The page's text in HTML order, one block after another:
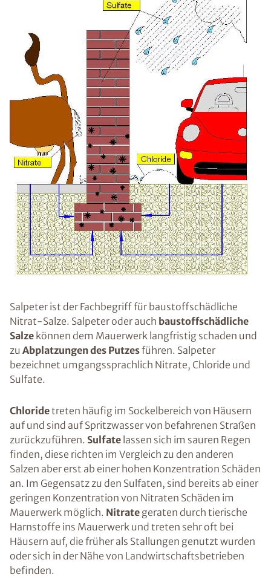
Salpeter ist der Fachbegriff für baustoffschädliche
Nitrat-Salze. Salpeter oder auch baustoffschädliche
Salze können dem Mauerwerk langfristig schaden und
zu Abplatzungen des Putzesführen. Salpeter
bezeichnet umgangssprachlich Nitrate, Chloride und
Sulfate.
Chloridetreten häufig im Sockelbereich von Häusern
auf und sind auf Spritzwasser von befahrenen Straßen
zurückzuführen. Sulfate lassen sich im sauren Regen
finden, diese richten im Vergleich zu den anderen
Salzen aber erst ab einer hohen Konzentration Schäden
an. Im Gegensatz zu den Sulfaten, sind bereits ab einer
geringen Konzentration von Nitraten Schäden im
Mauerwerk möglich. Nitrate geraten durch tierische
Harnstoffe ins Mauerwerk und treten sehr oft bei
Häusern auf, die früher als Stallungen genutzt wurden
oder sich in der Nähe von Landwirtschaftsbetrieben
befinden.